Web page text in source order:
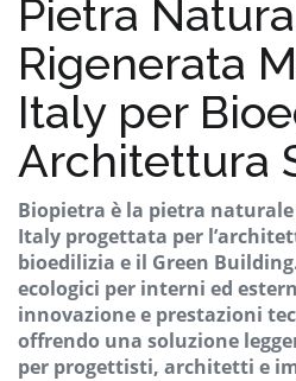
Pietra
Rigenerata
Italy per
Architettura
Biopietra è la pietra
Italy progettata per
bioedilizia e il Green
ecologici per interni ed
innovazione e prestazioni
offrendo una soluzione
per progettisti, architetti e